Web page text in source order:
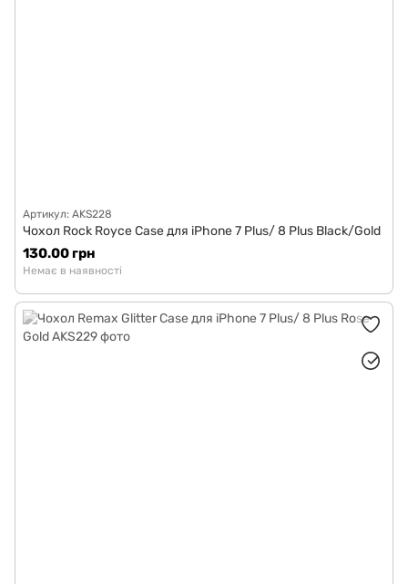
Артикул: AKS228
Чохол Rock Royce Case для iPhone 7 Plus/ 8 Plus Black/Gold
130.00 грн
Немає в наявності